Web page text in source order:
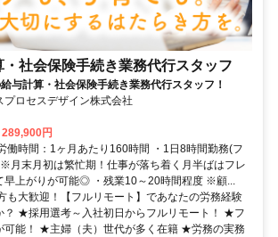
・社会保険手続き業務代行スタッフ
与計算・社会保険手続き業務代行スタッフ！
プロセスデザイン株式会社
円
働時間：1ヶ月あたり160時間 ・1日8時間勤務(フ
月末月初は繁忙期！仕事が落ち着く月半ばはフレ
早上がりが可能◎ ・残業10～20時間程度 ※顧...
も大歓迎！【フルリモート】であなたの労務経験
？ ★採用選考～入社初日からフルリモート！ ★フ
可能！ ★主婦（夫）世代が多く在籍 ★労務の実務